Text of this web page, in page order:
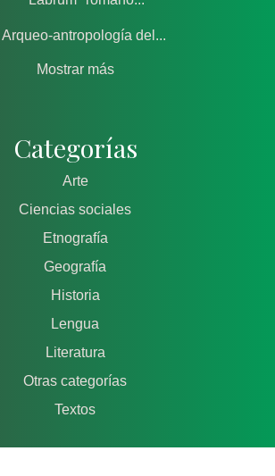
Arqueo-antropología del...
Mostrar más
Categorías
Arte
Ciencias sociales
Etnografía
Geografía
Historia
Lengua
Literatura
Otras categorías
Textos